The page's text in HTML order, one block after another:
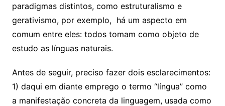
paradigmas distintos, como estruturalismo e
gerativismo, por exemplo, há um aspecto em
comum entre eles: todos tomam como objeto de
estudo as línguas naturais.
Antes de seguir, preciso fazer dois esclarecimentos:
1) daqui em diante emprego o termo “língua” como
a manifestação concreta da linguagem, usada como